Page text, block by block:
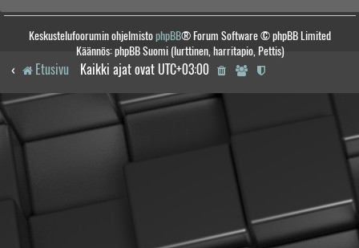
Keskustelufoorumin ohjelmistophpBB® Forum Software © phpBB Limited
Käännös: phpBB Suomi (lurttinen, harritapio, Pettis)
Etusivu Kaikki ajat ovat UTC+03:00